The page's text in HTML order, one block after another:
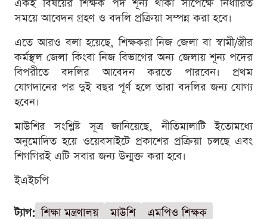
একই বিষয়ের শিক্ষক পদ শূন্য থাকা সাপেক্ষে নির্ধারিত
সময়ে আবেদন গ্রহণ ও বদলি প্রক্রিয়া সম্পন্ন করা হবে।
এতে আরও বলা হয়েছে, শিক্ষকরা নিজ জেলা বা স্বামী/স্ত্রীর
কর্মস্থল জেলা কিংবা নিজ বিভাগের অন্য জেলায় শূন্য পদের
বিপরীতে বদলির আবেদন করতে পারবেন। প্রথম
যোগদানের পর দুই বছর পূর্ণ হলে তারা বদলির জন্য যোগ্য
হবেন।
মাউশির সংশ্লিষ্ট সূত্র জানিয়েছে, নীতিমালাটি ইতোমধ্যে
অনুমোদিত হয়ে ওয়েবসাইটে প্রকাশের প্রক্রিয়া চলছে এবং
শিগগিরই এটি সবার জন্য উন্মুক্ত করা হবে।
ইএইচপি
ট্যাগ: শিক্ষা মন্ত্রণালয় মাউশি
এমপিও শিক্ষক